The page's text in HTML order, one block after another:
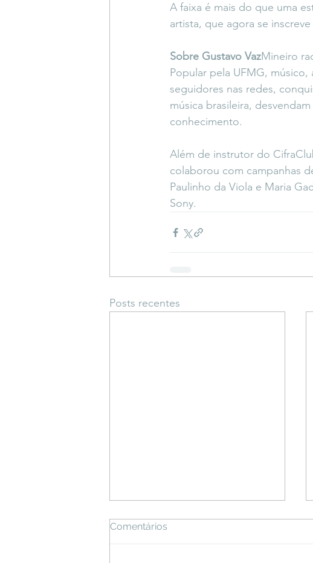
A faixa é mais do que uma
artista, que agora se
Sobre Gustavo VazMineiro
Popular pela UFMG,
seguidores nas redes,
música brasileira,
conhecimento.
Além de instrutor do
colaborou com campanhas
Paulinho da Viola e Maria
Sony.
Posts recentes
Comentários